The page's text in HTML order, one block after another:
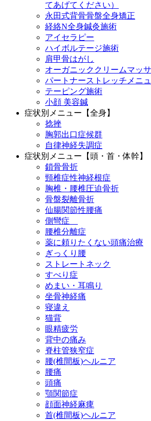
てあげてください）
永田式背骨骨盤全身矯正
経絡N全身鍼灸施術
アイセラピー
ハイボルテージ施術
肩甲骨はがし
オーガニッククリームマッ
パートナーストレッチメニ
テーピング施術
小顔 美容鍼
症状別メニュー【全身】
捻挫
胸郭出口症候群
自律神経失調症
症状別メニュー【頭・首・体幹】
鎖骨骨折
頸椎症性神経根症
胸椎・腰椎圧迫骨折
骨盤裂離骨折
仙腸関節性腰痛
側彎症
腰椎分離症
薬に頼りたくない頭痛治療
ぎっくり腰
ストレートネック
すべり症
めまい・耳鳴り
坐骨神経痛
寝違え
猫背
眼精疲労
背中の痛み
脊柱管狭窄症
腰(椎間板)ヘルニア
腰痛
頭痛
顎関節症
顔面神経麻痺
首(椎間板)ヘルニア